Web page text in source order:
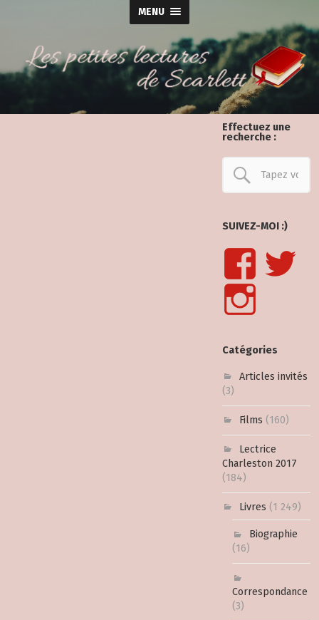
MENU
Effectuez une
recherche :
SUIVEZ-MOI :)
Catégories
Articles invités
(3)
Films (160)
Lectrice
Charleston 2017
(184)
Livres (1 249)
Biographie
(16)
Correspondance
(3)